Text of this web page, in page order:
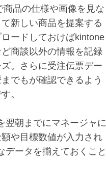
商品の仕様や画像を見な
新しい商品を提案する
ードしておけばkintone
商談以外の情報を記録
。さらに受注伝票デー
でもが確認できるよう
。
翌朝までにマネージャに
や目標数値が入力され
データを揃えておくこと